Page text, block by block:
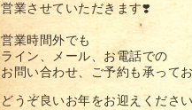
営業させていただきます❣️
営業時間外でも
ライン、メール、お電話での
お問い合わせ、ご予約も承って
どうぞ良いお年をお迎えください